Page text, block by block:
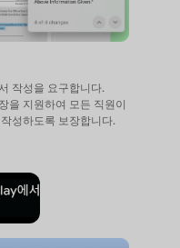
작성을 요구합니다.
을 지원하여 모든 직원이
성하도록 보장합니다.
드